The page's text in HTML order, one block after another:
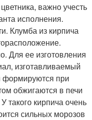
важно учесть
исполнения.
Клумба из кирпича
Для ее изготовления
изготавливаемый
формируются при
обжигаются в печи
такого кирпича очень
сильных морозов